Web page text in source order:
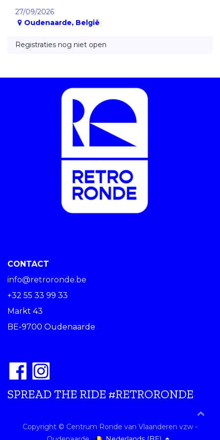
27/09/2026
Oudenaarde, België
Registraties nog niet open
CONTACT
info@retroronde.be
+32 55 33 99 33
Markt 43
BE-9700 Oudenaarde
SPREAD THE RIDE #RETRORONDE
Copyright © Centrum Ronde van Vlaanderen vzw -